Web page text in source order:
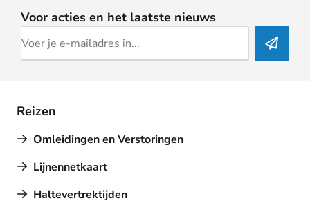
Voor acties en het laatste nieuws
Reizen
Omleidingen en Verstoringen
Lijnennetkaart
Haltevertrektijden